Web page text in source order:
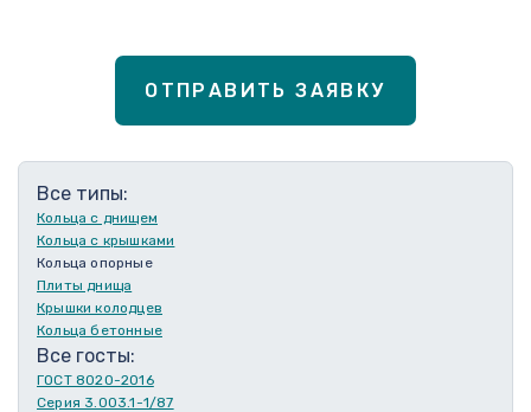
ОТПРАВИТЬ ЗАЯВКУ
Все типы:
Кольца с днищем
Кольца с крышками
Кольца опорные
Плиты днища
Крышки колодцев
Кольца бетонные
Все госты:
ГОСТ 8020-2016
Серия 3.003.1-1/87